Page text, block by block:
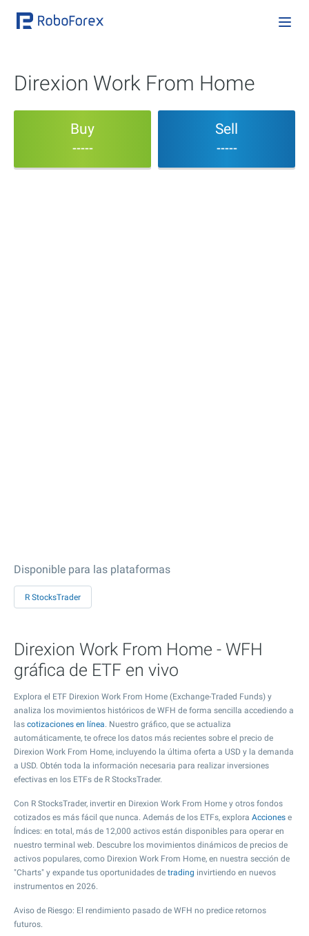
Direxion Work From Home
Buy
-----
Sell
-----
Disponible para las plataformas
R StocksTrader
Direxion Work From Home - WFH
gráfica de ETF en vivo
Explora el ETF Direxion Work From Home (Exchange-Traded Funds) y
analiza los movimientos históricos de WFH de forma sencilla accediendo a
las cotizaciones en línea. Nuestro gráfico, que se actualiza
automáticamente, te ofrece los datos más recientes sobre el precio de
Direxion Work From Home, incluyendo la última oferta a USD y la demanda
a USD. Obtén toda la información necesaria para realizar inversiones
efectivas en los ETFs de R StocksTrader.
Con R StocksTrader, invertir en Direxion Work From Home y otros fondos
cotizados es más fácil que nunca. Además de los ETFs, explora Acciones e
Índices: en total, más de 12,000 activos están disponibles para operar en
nuestro terminal web. Descubre los movimientos dinámicos de precios de
activos populares, como Direxion Work From Home, en nuestra sección de
"Charts" y expande tus oportunidades de trading invirtiendo en nuevos
instrumentos en 2026.
Aviso de Riesgo: El rendimiento pasado de WFH no predice retornos
futuros.